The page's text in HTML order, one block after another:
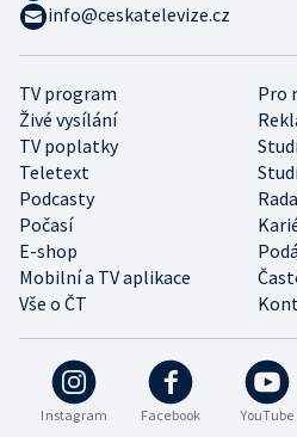
Instagram Facebook YouTube
TV program
Pro
Živé vysílání
TV poplatky
Teletext
Podcasty
Počasí
E-shop
Mobilní a TV aplikace
Vše o ČT
info@ceskatelevize.cz